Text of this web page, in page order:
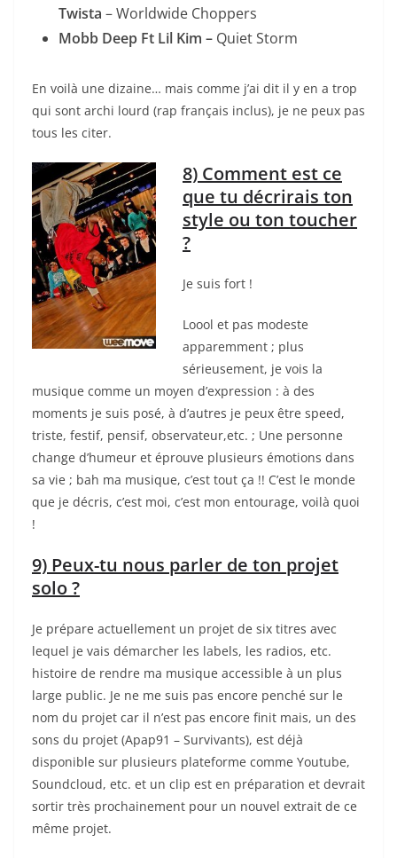
Twista – Worldwide Choppers
Mobb Deep Ft Lil Kim – Quiet Storm
En voilà une dizaine… mais comme j’ai dit il y en a trop
qui sont archi lourd (rap français inclus), je ne peux pas
tous les citer.
8) Comment est ce
que tu décrirais ton
style ou ton toucher
?
Je suis fort !
Loool et pas modeste
apparemment ; plus
sérieusement, je vois la
musique comme un moyen d’expression : à des
moments je suis posé, à d’autres je peux être speed,
triste, festif, pensif, observateur,etc. ; Une personne
change d’humeur et éprouve plusieurs émotions dans
sa vie ; bah ma musique, c’est tout ça !! C’est le monde
que je décris, c’est moi, c’est mon entourage, voilà quoi
!
9) Peux-tu nous parler de ton projet
solo ?
Je prépare actuellement un projet de six titres avec
lequel je vais démarcher les labels, les radios, etc.
histoire de rendre ma musique accessible à un plus
large public. Je ne me suis pas encore penché sur le
nom du projet car il n’est pas encore finit mais, un des
sons du projet (Apap91 – Survivants), est déjà
disponible sur plusieurs plateforme comme Youtube,
Soundcloud, etc. et un clip est en préparation et devrait
sortir très prochainement pour un nouvel extrait de ce
même projet.